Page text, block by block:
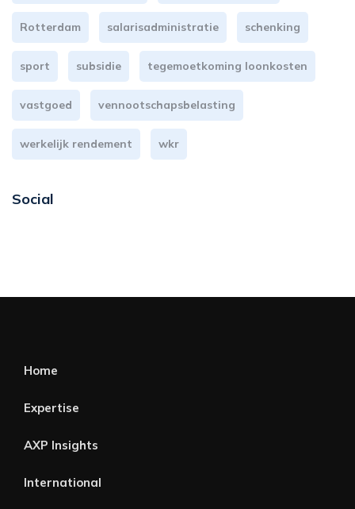
Rotterdam salarisadministratie schenking
sport subsidie tegemoetkoming loonkosten
vastgoed vennootschapsbelasting
werkelijk rendement wkr
Social
Home
Expertise
AXP Insights
International